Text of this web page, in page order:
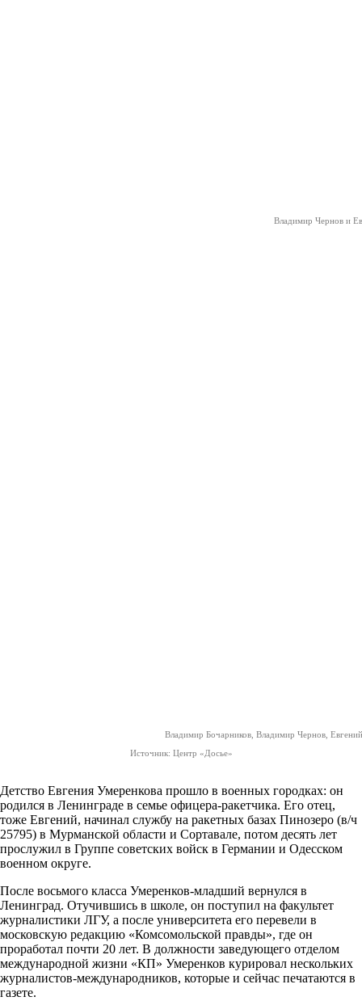
Владимир Чернов и
Владимир Бочарников, Владимир Чернов,
Источник: Центр «Досье»
Детство Евгения Умеренкова прошло в военных городках: он
родился в Ленинграде в семье офицера-ракетчика. Его отец,
тоже Евгений, начинал службу на ракетных базах Пинозеро (в/ч
25795) в Мурманской области и Сортавале, потом десять лет
прослужил в Группе советских войск в Германии и Одесском
военном округе.
После восьмого класса Умеренков-младший вернулся в
Ленинград. Отучившись в школе, он поступил на факультет
журналистики ЛГУ, а после университета его перевели в
московскую редакцию «Комсомольской правды», где он
проработал почти 20 лет. В должности заведующего отделом
международной жизни «КП» Умеренков курировал нескольких
журналистов-международников, которые и сейчас печатаются в
газете.